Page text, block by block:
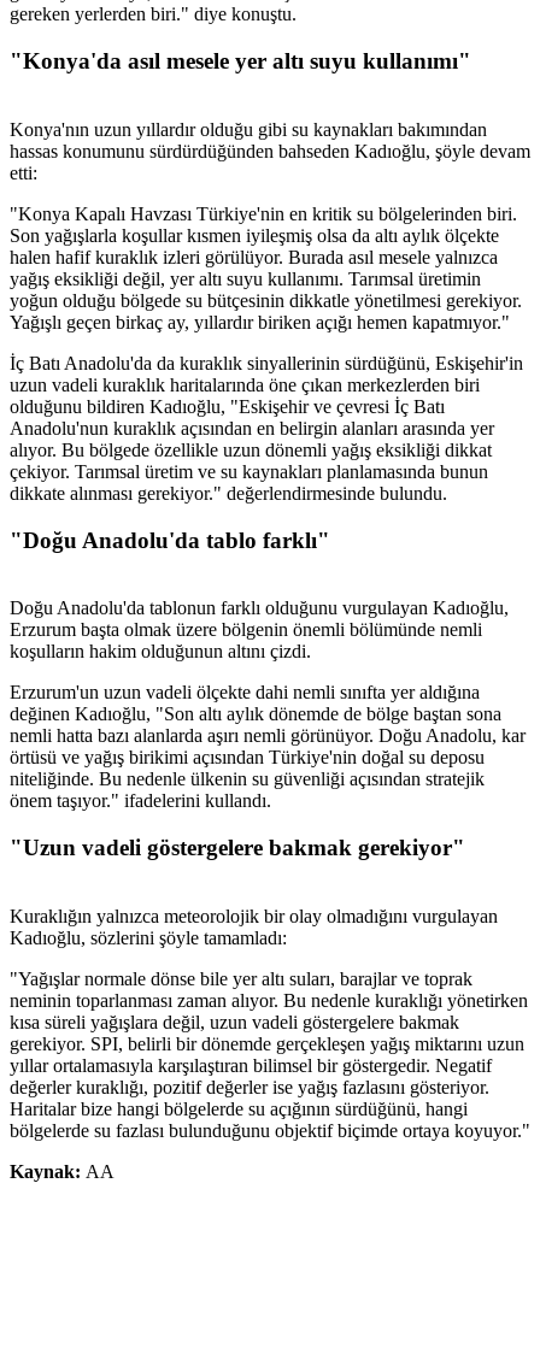
gereken yerlerden biri." diye konuştu.
"Konya'da asıl mesele yer altı suyu kullanımı"
Konya'nın uzun yıllardır olduğu gibi su kaynakları bakımından
hassas konumunu sürdürdüğünden bahseden Kadıoğlu, şöyle devam
etti:
"Konya Kapalı Havzası Türkiye'nin en kritik su bölgelerinden biri.
Son yağışlarla koşullar kısmen iyileşmiş olsa da altı aylık ölçekte
halen hafif kuraklık izleri görülüyor. Burada asıl mesele yalnızca
yağış eksikliği değil, yer altı suyu kullanımı. Tarımsal üretimin
yoğun olduğu bölgede su bütçesinin dikkatle yönetilmesi gerekiyor.
Yağışlı geçen birkaç ay, yıllardır biriken açığı hemen kapatmıyor."
İç Batı Anadolu'da da kuraklık sinyallerinin sürdüğünü, Eskişehir'in
uzun vadeli kuraklık haritalarında öne çıkan merkezlerden biri
olduğunu bildiren Kadıoğlu, "Eskişehir ve çevresi İç Batı
Anadolu'nun kuraklık açısından en belirgin alanları arasında yer
alıyor. Bu bölgede özellikle uzun dönemli yağış eksikliği dikkat
çekiyor. Tarımsal üretim ve su kaynakları planlamasında bunun
dikkate alınması gerekiyor." değerlendirmesinde bulundu.
"Doğu Anadolu'da tablo farklı"
Doğu Anadolu'da tablonun farklı olduğunu vurgulayan Kadıoğlu,
Erzurum başta olmak üzere bölgenin önemli bölümünde nemli
koşulların hakim olduğunun altını çizdi.
Erzurum'un uzun vadeli ölçekte dahi nemli sınıfta yer aldığına
değinen Kadıoğlu, "Son altı aylık dönemde de bölge baştan sona
nemli hatta bazı alanlarda aşırı nemli görünüyor. Doğu Anadolu, kar
örtüsü ve yağış birikimi açısından Türkiye'nin doğal su deposu
niteliğinde. Bu nedenle ülkenin su güvenliği açısından stratejik
önem taşıyor." ifadelerini kullandı.
"Uzun vadeli göstergelere bakmak gerekiyor"
Kuraklığın yalnızca meteorolojik bir olay olmadığını vurgulayan
Kadıoğlu, sözlerini şöyle tamamladı:
"Yağışlar normale dönse bile yer altı suları, barajlar ve toprak
neminin toparlanması zaman alıyor. Bu nedenle kuraklığı yönetirken
kısa süreli yağışlara değil, uzun vadeli göstergelere bakmak
gerekiyor. SPI, belirli bir dönemde gerçekleşen yağış miktarını uzun
yıllar ortalamasıyla karşılaştıran bilimsel bir göstergedir. Negatif
değerler kuraklığı, pozitif değerler ise yağış fazlasını gösteriyor.
Haritalar bize hangi bölgelerde su açığının sürdüğünü, hangi
bölgelerde su fazlası bulunduğunu objektif biçimde ortaya koyuyor."
Kaynak: AA